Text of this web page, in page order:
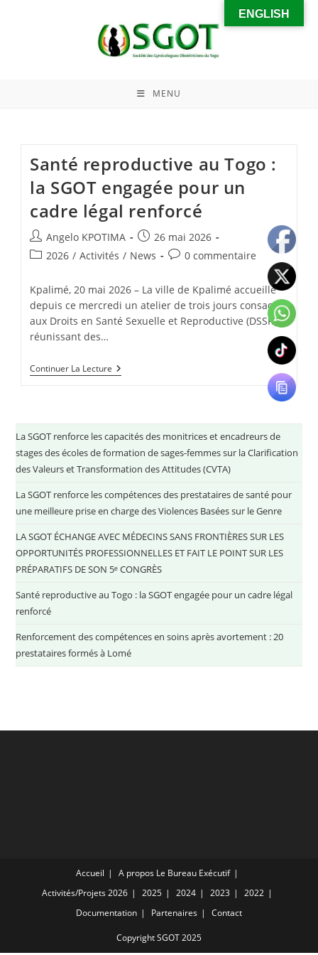
MENU
Santé reproductive au Togo :
la SGOT engagée pour un
cadre légal renforcé
Angelo KPOTIMA
26 mai 2026
2026 / Activités / News 0 commentaire
Kpalimé, 20 mai 2026 – La ville de Kpalimé accueille
depuis ce mercredi un atelier de trois jours consacré
aux Droits en Santé Sexuelle et Reproductive (DSSR),
réunissant des…
Continuer La Lecture
La SGOT renforce les capacités des monitrices et encadreurs de
stages des écoles de formation de sages-femmes sur la Clarification
des Valeurs et Transformation des Attitudes (CVTA)
La SGOT renforce les compétences des prestataires de santé pour
une meilleure prise en charge des Violences Basées sur le Genre
LA SGOT ÉCHANGE AVEC MÉDECINS SANS FRONTIÈRES SUR LES
OPPORTUNITÉS PROFESSIONNELLES ET FAIT LE POINT SUR LES
PRÉPARATIFS DE SON 5ᵉ CONGRÈS
Santé reproductive au Togo : la SGOT engagée pour un cadre légal
renforcé
Renforcement des compétences en soins après avortement : 20
prestataires formés à Lomé
Accueil A propos Le Bureau Exécutif
Activités/Projets2026 2025 2024 2023
2022
Documentation
Partenaires Contact
Copyright SGOT 2025
ENGLISH